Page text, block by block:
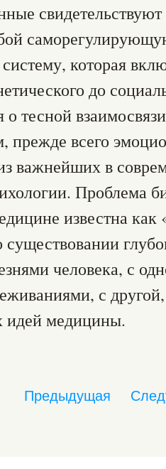
которая
до
тесной
прежде всего
важнейших в
Проблема
известна
существовании
человека, с
с
идей медицины.
Предыдущая